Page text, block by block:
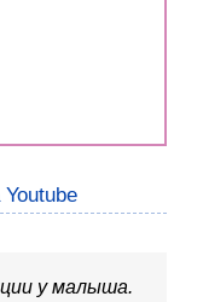
у малыша.